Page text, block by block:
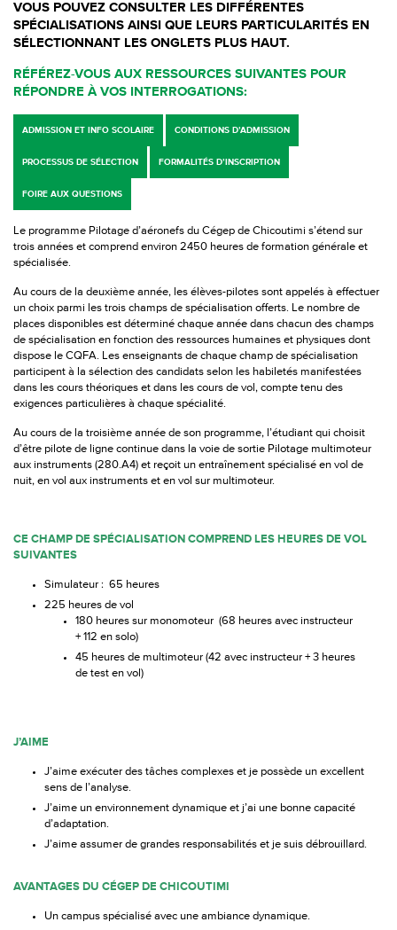
VOUS POUVEZ CONSULTER LES DIFFÉRENTES
SPÉCIALISATIONS AINSI QUE LEURS PARTICULARITÉS EN
SÉLECTIONNANT LES ONGLETS PLUS HAUT.
RÉFÉREZ-VOUS AUX RESSOURCES SUIVANTES POUR
RÉPONDRE À VOS INTERROGATIONS:
ADMISSION ET INFO SCOLAIRE CONDITIONS D’ADMISSION
PROCESSUS DE SÉLECTION FORMALITÉS D’INSCRIPTION
FOIRE AUX QUESTIONS
Le programme Pilotage d’aéronefs du Cégep de Chicoutimi s’étend sur
trois années et comprend environ 2450 heures de formation générale et
spécialisée.
Au cours de la deuxième année, les élèves-pilotes sont appelés à effectuer
un choix parmi les trois champs de spécialisation offerts. Le nombre de
places disponibles est déterminé chaque année dans chacun des champs
de spécialisation en fonction des ressources humaines et physiques dont
dispose le CQFA. Les enseignants de chaque champ de spécialisation
participent à la sélection des candidats selon les habiletés manifestées
dans les cours théoriques et dans les cours de vol, compte tenu des
exigences particulières à chaque spécialité.
Au cours de la troisième année de son programme, l’étudiant qui choisit
d’être pilote de ligne continue dans la voie de sortie Pilotage multimoteur
aux instruments (280.A4) et reçoit un entraînement spécialisé en vol de
nuit, en vol aux instruments et en vol sur multimoteur.
CE CHAMP DE SPÉCIALISATION COMPREND LES HEURES DE VOL
SUIVANTES
Simulateur : 65 heures
225 heures de vol
180 heures sur monomoteur (68 heures avec instructeur
+ 112 en solo)
45 heures de multimoteur (42 avec instructeur + 3 heures
de test en vol)
J’AIME
J’aime exécuter des tâches complexes et je possède un excellent
sens de l’analyse.
J’aime un environnement dynamique et j’ai une bonne capacité
d’adaptation.
J’aime assumer de grandes responsabilités et je suis débrouillard.
AVANTAGES DU CÉGEP DE CHICOUTIMI
Un campus spécialisé avec une ambiance dynamique.